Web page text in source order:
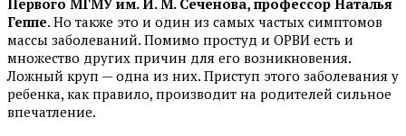
Геппе. Но также это и один из самых частых симптомов
массы заболеваний. Помимо простуд и ОРВИ есть и
множество других причин для его возникновения.
Ложный круп — одна из них. Приступ этого заболевания у
ребенка, как правило, производит на родителей сильное
впечатление.